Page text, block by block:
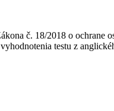
č. 18/2018 o
testu z